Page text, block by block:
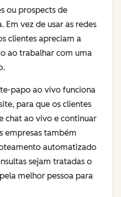
ou prospects de
Em vez de usar as redes
clientes apreciam a
ao trabalhar com uma
papo ao vivo funciona
para que os clientes
chat ao vivo e continuar
empresas também
automatizado
sejam tratadas o
melhor pessoa para